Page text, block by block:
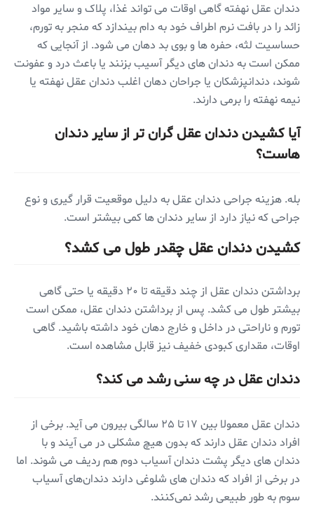
دندان عقل نهفته گاهی اوقات می تواند غذا، پلاک و سایر مواد
زائد را در بافت نرم اطراف خود به دام بیندازد که منجر به تورم،
حساسیت لثه، حفره ها و بوی بد دهان می شود. از آنجایی که
ممکن است به دندان های دیگر آسیب بزنند یا باعث درد و عفونت
شوند، دندانپزشکان یا جراحان دهان اغلب دندان عقل نهفته یا
نیمه نهفته را برمی دارند.
آیا کشیدن دندان عقل گران تر از سایر دندان
هاست؟
بله. هزینه جراحی دندان عقل به دلیل موقعیت قرار گیری و نوع
جراحی که نیاز دارد از سایر دندان ها کمی بیشتر است.
کشیدن دندان عقل چقدر طول می کشد؟
برداشتن دندان عقل از چند دقیقه تا ۲۰ دقیقه یا حتی گاهی
بیشتر طول می کشد. پس از برداشتن دندان عقل، ممکن است
تورم و ناراحتی در داخل و خارج دهان خود داشته باشید. گاهی
اوقات، مقداری کبودی خفیف نیز قابل مشاهده است.
دندان عقل در چه سنی رشد می کند؟
دندان عقل معمولا بین ۱۷ تا ۲۵ سالگی بیرون می آید. برخی از
افراد دندان عقل دارند که بدون هیچ مشکلی در می آیند و با
دندان های دیگر پشت دندان آسیاب دوم هم ردیف می شوند. اما
در برخی از افراد که دندان های شلوغی دارند دندان‌های آسیاب
سوم به طور طبیعی رشد نمی‌کنند.